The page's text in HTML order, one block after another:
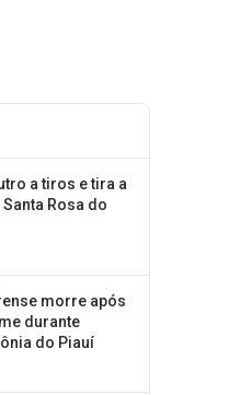
a tiros e tira a
Rosa do
morre após
durante
do Piauí